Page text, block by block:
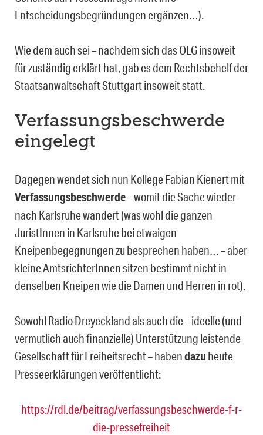
Entscheidungsbegründungen ergänzen…).
Wie dem auch sei – nachdem sich das OLG insoweit
für zuständig erklärt hat, gab es dem Rechtsbehelf der
Staatsanwaltschaft Stuttgart insoweit statt.
Verfassungsbeschwerde
eingelegt
Dagegen wendet sich nun Kollege Fabian Kienert mit
Verfassungsbeschwerde– womit die Sache wieder
nach Karlsruhe wandert (was wohl die ganzen
JuristInnen in Karlsru­he bei etwaigen
Kneipenbegegnungen zu besprechen haben… – aber
kleine Amtsrich­terInnen sitzen bestimmt nicht in
denselben Kneipen wie die Damen und Herren in rot).
Sowohl Radio Dreyeckland als auch die – ideelle (und
vermutlich auch finanzielle) Un­terstützung leistende
Gesellschaft für Freiheitsrecht – habendazu heute
Presseerklä­rungen veröffentlicht:
https://rdl.de/beitrag/verfassungsbeschwerde-f-r-
die-pressefreiheit